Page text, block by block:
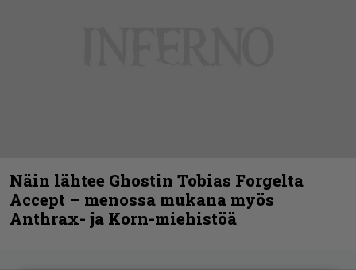
Näin lähtee Ghostin Tobias Forgelta
Accept – menossa mukana myös
Anthrax- ja Korn-miehistöä